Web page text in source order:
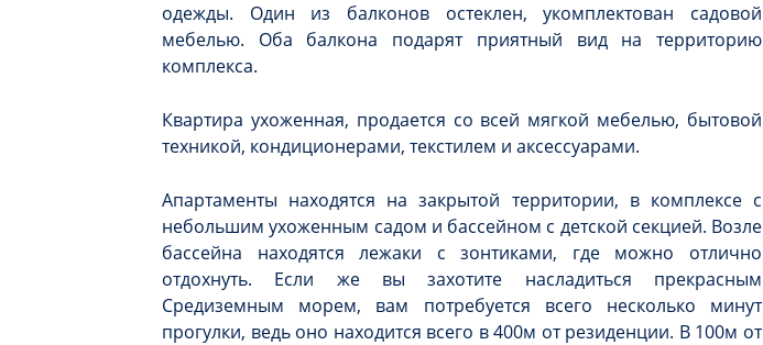
одежды. Один из балконов остеклен, укомплектован садовой
мебелью. Оба балкона подарят приятный вид на территорию
комплекса.
Квартира ухоженная, продается со всей мягкой мебелью, бытовой
техникой, кондиционерами, текстилем и аксессуарами.
Апартаменты находятся на закрытой территории, в комплексе с
небольшим ухоженным садом и бассейном с детской секцией. Возле
бассейна находятся лежаки с зонтиками, где можно отлично
отдохнуть. Если же вы захотите насладиться прекрасным
Средиземным морем, вам потребуется всего несколько минут
прогулки, ведь оно находится всего в 400м от резиденции. В 100м от